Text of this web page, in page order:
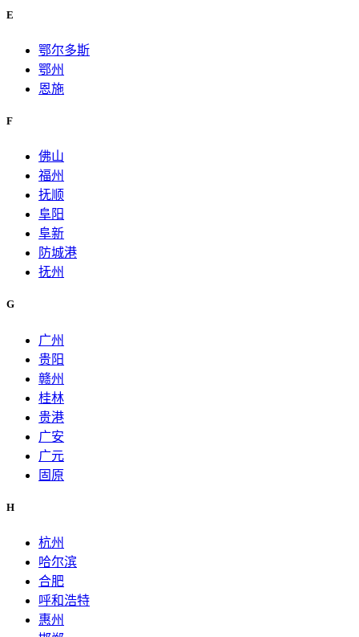
E
鄂尔多斯
鄂州
恩施
F
佛山
福州
抚顺
阜阳
阜新
防城港
抚州
G
广州
贵阳
赣州
桂林
贵港
广安
广元
固原
H
杭州
哈尔滨
合肥
呼和浩特
惠州